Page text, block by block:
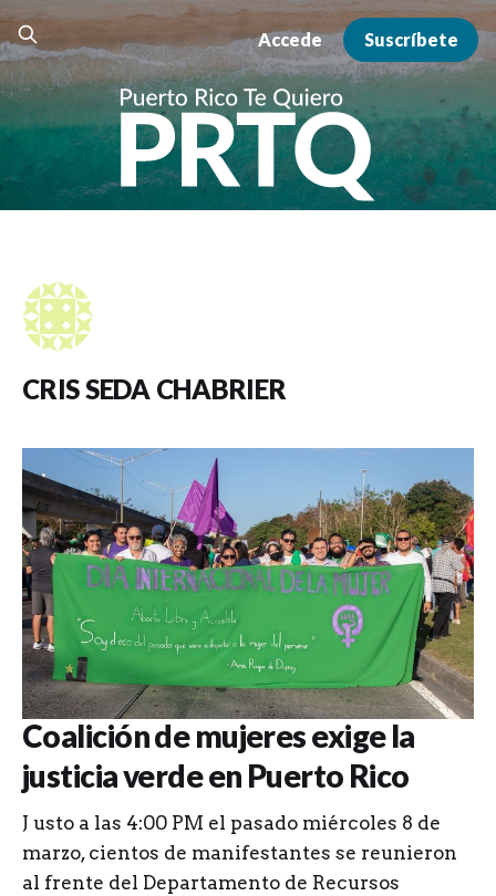
Accede Suscríbete
CRIS SEDA CHABRIER
Coalición de mujeres exige la
justicia verde en Puerto Rico
J usto a las 4:00 PM el pasado miércoles 8 de
marzo, cientos de manifestantes se reunieron
al frente del Departamento de Recursos